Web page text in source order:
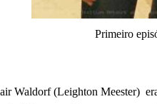
Primeiro
Waldorf(Leighton Meester)